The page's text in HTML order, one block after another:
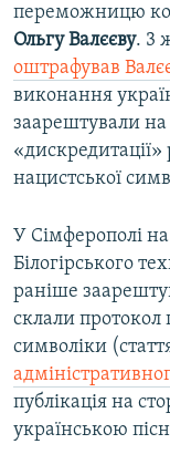
переможницю
Ольгу Валєєву. 3
оштрафував
виконання
заарештували на
«дискредитації»
нацистської
У Сімферополі
Білогірського
раніше
склали протокол
символіки
публікація на
українською